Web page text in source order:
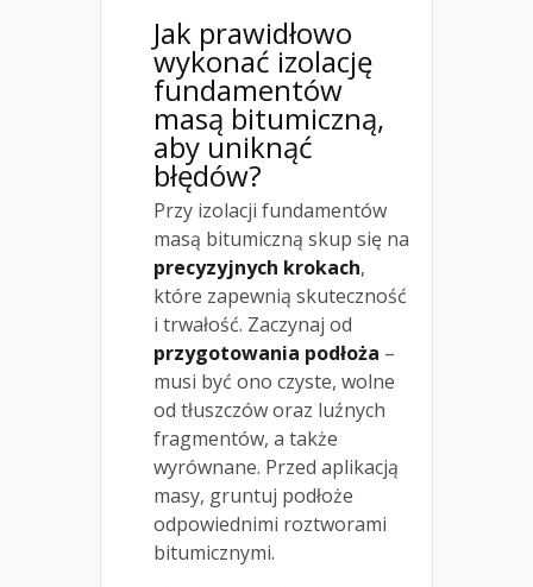
Jak prawidłowo
wykonać izolację
fundamentów
masą bitumiczną,
aby uniknąć
błędów?
Przy izolacji fundamentów
masą bitumiczną skup się na
precyzyjnych krokach,
które zapewnią skuteczność
i trwałość. Zaczynaj od
przygotowania podłoża –
musi być ono czyste, wolne
od tłuszczów oraz luźnych
fragmentów, a także
wyrównane. Przed aplikacją
masy, gruntuj podłoże
odpowiednimi roztworami
bitumicznymi.